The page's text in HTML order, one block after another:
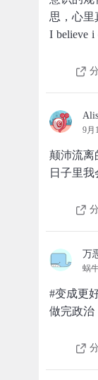
思，心里
I believe i
9月
颠沛流离
日子里
万
蜗
#变成更
做完政治